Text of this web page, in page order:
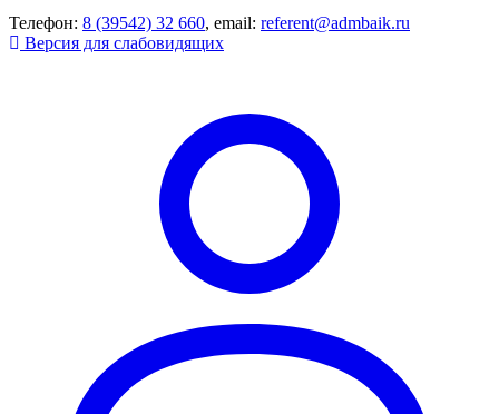
Телефон: 8 (39542) 32 660, email: referent@admbaik.ru
Версия для слабовидящих